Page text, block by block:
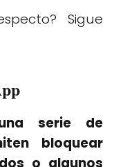
Sigue
serie de
bloquear
o algunos